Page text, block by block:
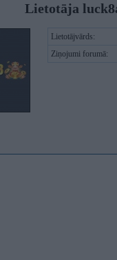
Lietotāja
Lietotājvārds:
Ziņojumi forumā: